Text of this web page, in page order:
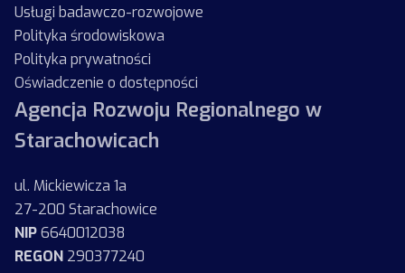
Usługi badawczo-rozwojowe
Polityka środowiskowa
Polityka prywatności
Oświadczenie o dostępności
Agencja Rozwoju Regionalnego w
Starachowicach
ul. Mickiewicza 1a
27-200 Starachowice
NIP6640012038
REGON 290377240